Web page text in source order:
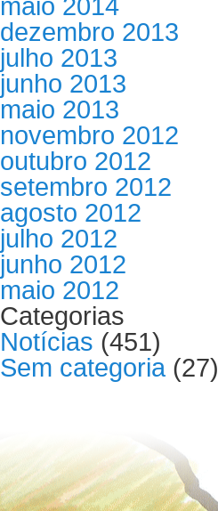
dezembro 2013
julho 2013
junho 2013
maio 2013
novembro 2012
outubro 2012
setembro 2012
agosto 2012
julho 2012
junho 2012
maio 2012
Categorias
Notícias (451)
Sem categoria (27)